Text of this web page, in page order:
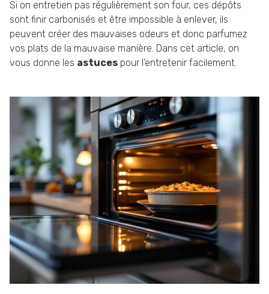
Si on entretien pas régulièrement son four, ces dépôts
sont finir carbonisés et être impossible à enlever, ils
peuvent créer des mauvaises odeurs et donc parfumez
vos plats de la mauvaise manière. Dans cet article, on
vous donne les astuces pour l’entretenir facilement.